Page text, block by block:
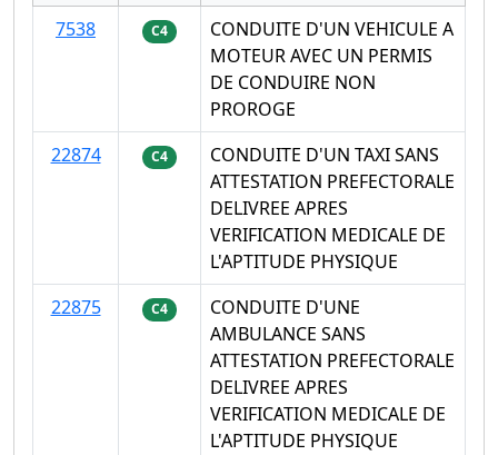
7538
C4
CONDUITE D'UN VEHICULE A
MOTEUR AVEC UN PERMIS
DE CONDUIRE NON
PROROGE
22874
C4
CONDUITE D'UN TAXI SANS
ATTESTATION PREFECTORALE
DELIVREE APRES
VERIFICATION MEDICALE DE
L'APTITUDE PHYSIQUE
22875
C4
CONDUITE D'UNE
AMBULANCE SANS
ATTESTATION PREFECTORALE
DELIVREE APRES
VERIFICATION MEDICALE DE
L'APTITUDE PHYSIQUE